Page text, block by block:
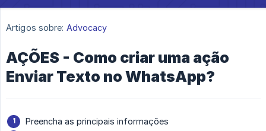
Artigos sobre: Advocacy
AÇÕES - Como criar uma ação
Enviar Texto no WhatsApp?
Preencha as principais informações